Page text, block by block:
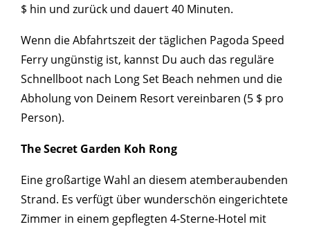
$ hin und zurück und dauert 40 Minuten.
Wenn die Abfahrtszeit der täglichen Pagoda Speed ​​
Ferry ungünstig ist, kannst Du auch das reguläre
Schnellboot nach Long Set Beach nehmen und die
Abholung von Deinem Resort vereinbaren (5 $ pro
Person).
The Secret Garden Koh Rong
Eine großartige Wahl an diesem atemberaubenden
Strand. Es verfügt über wunderschön eingerichtete
Zimmer in einem gepflegten 4-Sterne-Hotel mit